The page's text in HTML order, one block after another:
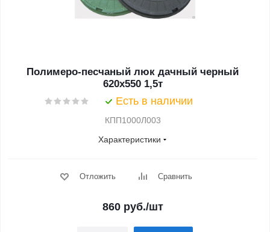
Полимеро-песчаный люк дачный черный
620х550 1,5т
Есть в наличии
КПП1000Л003
Характеристики
Отложить Сравнить
860 руб./шт